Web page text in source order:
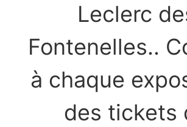
Leclerc
Fontenelles..
à chaque
des tickets